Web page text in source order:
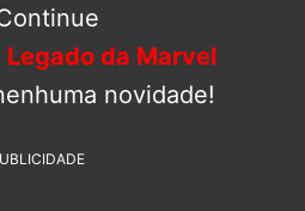
Legado da Marvel
novidade!